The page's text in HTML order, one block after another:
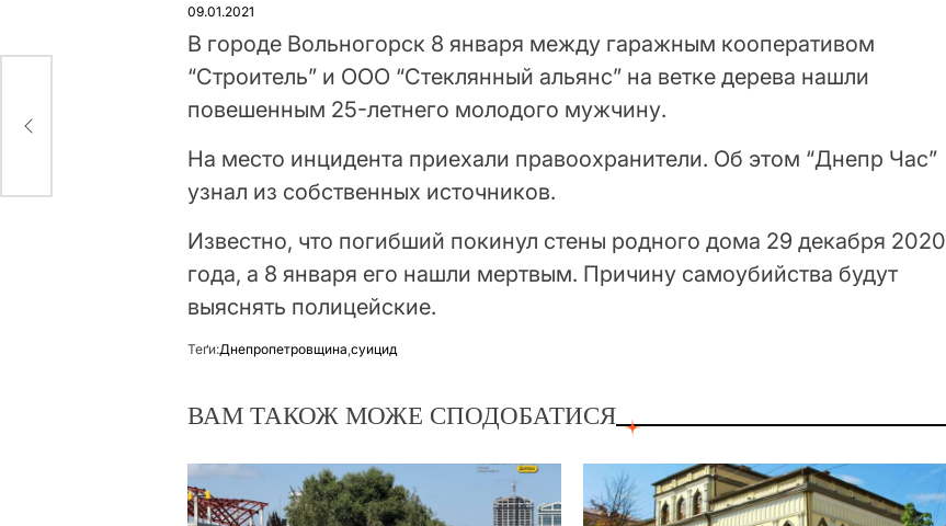
09.01.2021
В городе Вольногорск 8 января между гаражным кооперативом
“Строитель” и ООО “Стеклянный альянс” на ветке дерева нашли
повешенным 25-летнего молодого мужчину.
На место инцидента приехали правоохранители. Об этом “Днепр Час”
узнал из собственных источников.
Известно, что погибший покинул стены родного дома 29 декабря 2020
года, а 8 января его нашли мертвым. Причину самоубийства будут
выяснять полицейские.
Теґи:Днепропетровщина,суицид
ВАМ ТАКОЖ МОЖЕ СПОДОБАТИСЯ